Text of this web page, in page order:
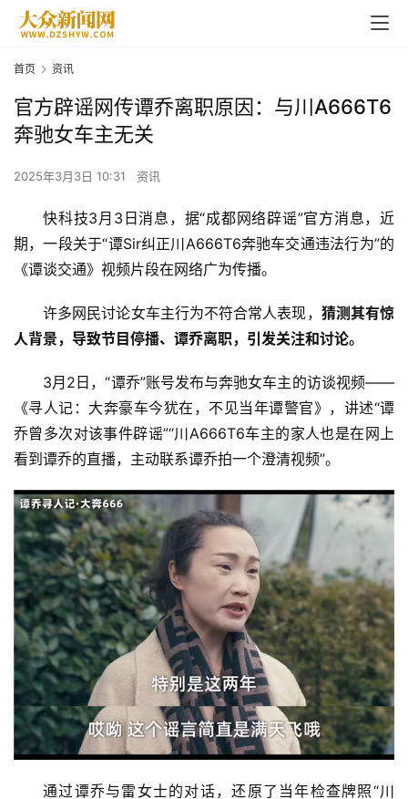
首页 资讯
官方辟谣网传谭乔离职原因：与川A666T6
奔驰女车主无关
2025年3月3日 10:31 资讯
快科技3月3日消息，据“成都网络辟谣”官方消息，近
期，一段关于“谭Sir纠正川A666T6奔驰车交通违法行为”的
《谭谈交通》视频片段在网络广为传播。
许多网民讨论女车主行为不符合常人表现， 猜测其有惊
人背景，导致节目停播、谭乔离职，引发关注和讨论。
3月2日，“谭乔”账号发布与奔驰女车主的访谈视频——
《寻人记：大奔豪车今犹在，不见当年谭警官》，讲述“谭
乔曾多次对该事件辟谣”“川A666T6车主的家人也是在网上
看到谭乔的直播，主动联系谭乔拍一个澄清视频”。
通过谭乔与雷女士的对话，还原了当年检查牌照“川